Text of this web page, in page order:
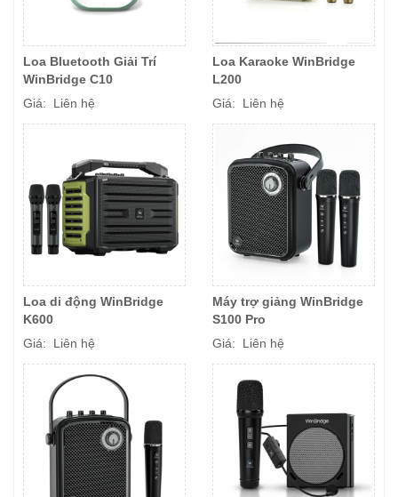
Loa Bluetooth Giải Trí
WinBridge C10
Giá: Liên hệ
Loa Karaoke WinBridge
L200
Giá: Liên hệ
Loa di động WinBridge
K600
Giá: Liên hệ
Máy trợ giảng WinBridge
S100 Pro
Giá: Liên hệ